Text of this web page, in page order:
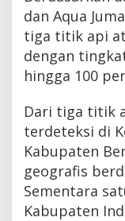
dan Aqua
tiga titik api
dengan
hingga 100
Dari tiga titik
terdeteksi di
Kabupaten
geografis
Sementara
Kabupaten